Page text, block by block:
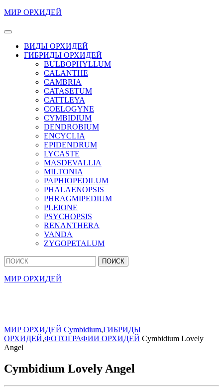
Перейти
содержимому
содержимому
МИР ОРХИДЕЙ
Кнопка
ОткрытьВИДЫ ОРХИДЕЙ
ГИБРИДЫ ОРХИДЕЙ
BULBOPHYLLUM
CALANTHE
CAMBRIA
CATASETUM
CATTLEYA
COELOGYNE
CYMBIDIUM
DENDROBIUM
ENCYCLIA
EPIDENDRUM
LYCASTE
MASDEVALLIA
MILTONIA
PAPHIOPEDILUM
PHALAENOPSIS
PHRAGMIPEDIUM
PLEIONE
PSYCHOPSIS
RENANTHERA
VANDA
ZYGOPETALUM
Кнопка
Закрыть
Найти:
МИР ОРХИДЕЙ
МИР ОРХИДЕЙ Cymbidium,ГИБРИДЫ
ОРХИДЕЙ,ФОТОГРАФИИ ОРХИДЕЙ Cymbidium Lovely
Angel
Cymbidium Lovely Angel